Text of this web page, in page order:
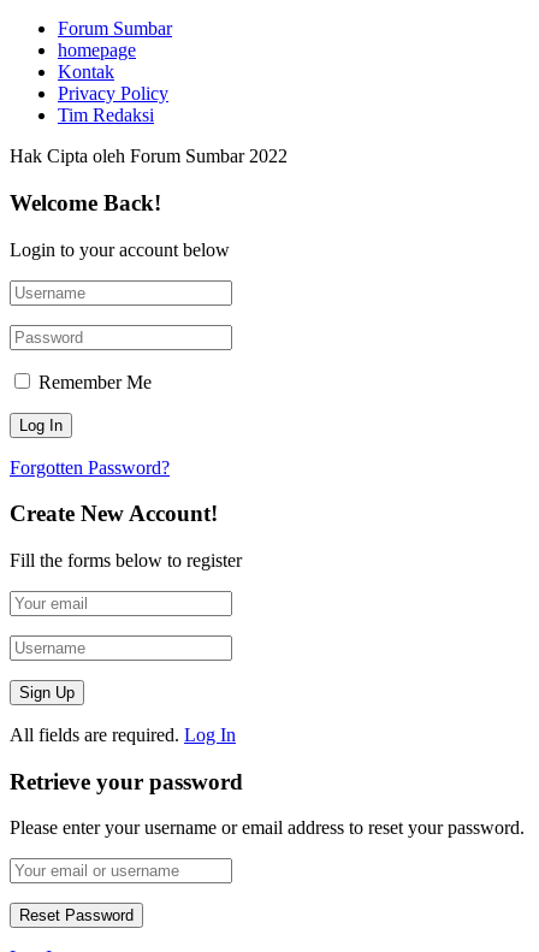
Forum Sumbar
homepage
Kontak
Privacy Policy
Tim Redaksi
Hak Cipta oleh Forum Sumbar 2022
Welcome Back!
Login to your account below
Remember Me
Forgotten Password?
Create New Account!
Fill the forms below to register
All fields are required. Log In
Retrieve your password
Please enter your username or email address to reset your password.